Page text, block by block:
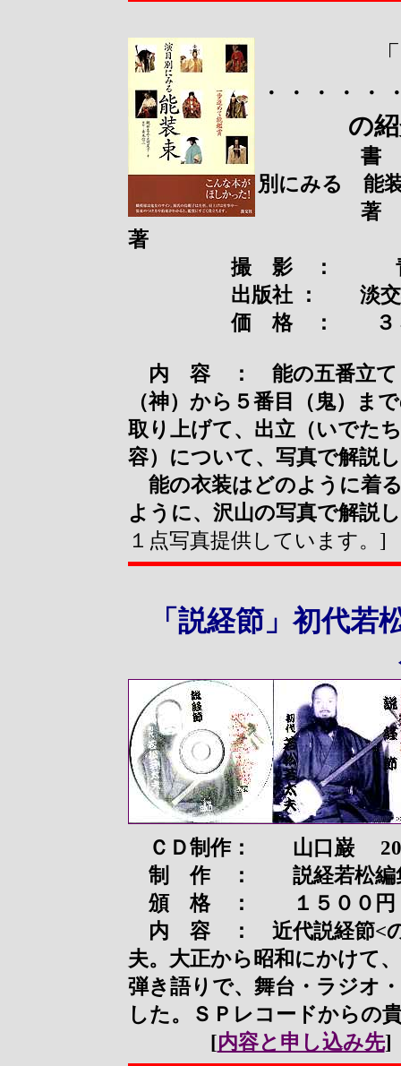
「
・・・・
の
書
別にみる 能
著 者 ：
著
撮 影 ： 青
出版社 ： 淡交
価 格 ： ３３６
内 容 ： 能の五番立て「
（神）から５番目（鬼）ま
取り上げて、出立（いでた
容）について、写真で解説
能の衣装はどのように着
ように、沢山の写真で解説
１点写真提供しています。]
「説経節」初代
ＣＤ制作： 山口巌
制 作 ： 説経若松
頒 格 ： １５００円
内 容 ： 近代説経節<の
夫。大正から昭和にかけて
弾き語りで、舞台・ラジオ
した。ＳＰレコードからの
[内容と申し込み先]